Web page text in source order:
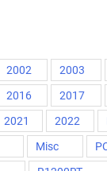
2002 2003
2016 2017
2021 2022
Misc